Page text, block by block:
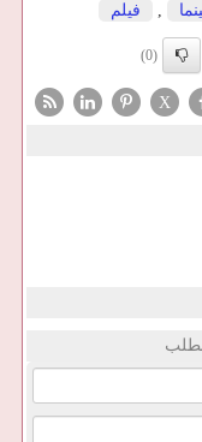
, فیلم
(0)
X